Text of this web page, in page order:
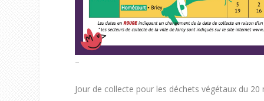
–
Jour de collecte pour les déchets végétaux du